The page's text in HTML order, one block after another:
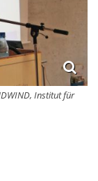
Institut für